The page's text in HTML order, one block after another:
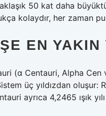
50 kat daha
kolaydır, her zaman
EN
(α Centauri, Alpha Cen
üç yıldızdan
ayrıca 4,2465 ışık